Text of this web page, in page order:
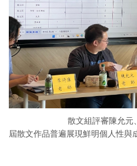
散文組評審陳允元、陳栢
屆散文作品普遍展現鮮明個人性與